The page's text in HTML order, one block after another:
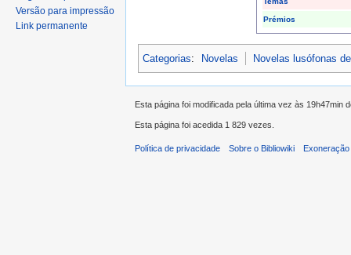
Prémios
Categorias: Novelas Novelas lusófonas
Versão para impressão
Link permanente
Esta página foi modificada pela última vez às 19h47min
Esta página foi acedida 1 829 vezes.
Política de privacidade Sobre o Bibliowiki